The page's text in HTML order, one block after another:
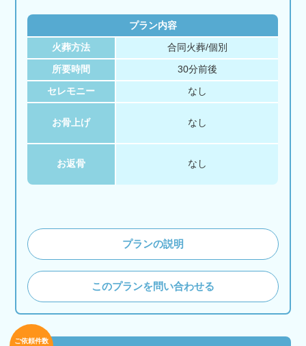
プラン内容
火葬方法 合同火葬/個別
所要時間 30分前後
セレモニー なし
お骨上げ なし
お返骨 なし
プランの説明
このプランを問い合わせる
ご依頼件数